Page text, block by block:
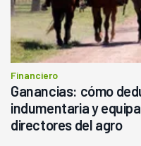
Financiero
Ganancias: cómo
indumentaria y
directores del agro